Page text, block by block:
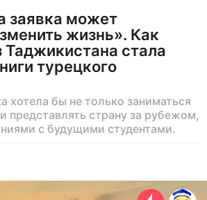
заявка может
жизнь». Как
Таджикистана стала
турецкого
хотела бы не только заниматься
представлять страну за рубежом,
с будущими студентами.